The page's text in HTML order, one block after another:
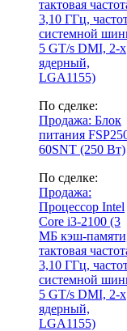
тактовая
3,10 ГГц,
системной
5 GT/s DMI, 2-х
ядерный,
LGA1155)
По сделке:
Продажа: Блок
питания
60SNT (250 Вт)
По сделке:
Продажа:
Процессор Intel
Core i3-2100 (3
МБ кэш-
тактовая
3,10 ГГц,
системной
5 GT/s DMI, 2-х
ядерный,
LGA1155)